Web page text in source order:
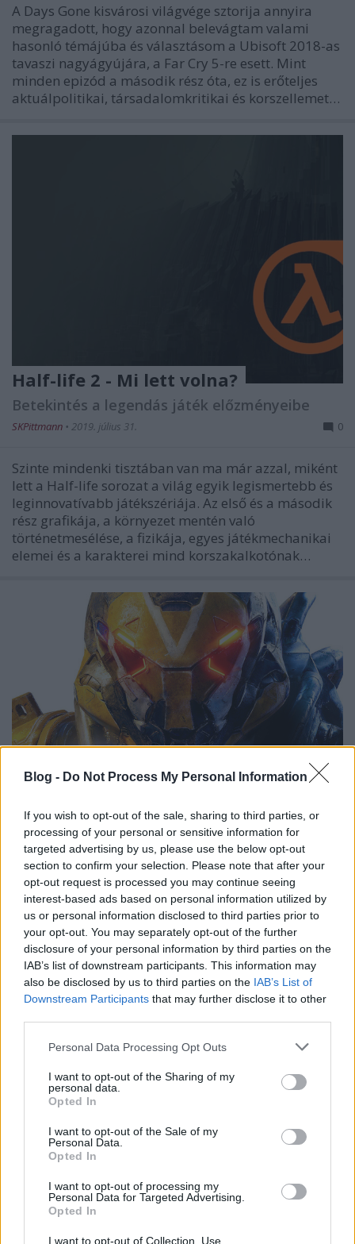
Blog - Do Not Process My Personal Information
If you wish to opt-out of the sale, sharing to third parties, or
processing of your personal or sensitive information for
targeted advertising by us, please use the below opt-out
section to confirm your selection. Please note that after your
opt-out request is processed you may continue seeing
interest-based ads based on personal information utilized by
us or personal information disclosed to third parties prior to
your opt-out. You may separately opt-out of the further
disclosure of your personal information by third parties on the
IAB’s list of downstream participants. This information may
also be disclosed by us to third parties on the IAB’s List of
Downstream Participants that may further disclose it to other
Please note that this website/app uses one or more Google
not limited to your visit or usage behaviour. You may click to
grant or deny consent to Google and its third-party tags to
use your data for below specified purposes in below Google
consent section.
Personal Data Processing Opt Outs
I want to opt-out of the Sharing of my
personal data.
Opted In
I want to opt-out of the Sale of my
Personal Data.
Opted In
I want to opt-out of processing my
Personal Data for Targeted Advertising.
Opted In
I want to opt-out of Collection, Use,
A Days Gone kisvárosi világvége sztorija annyira
megragadott, hogy azonnal belevágtam valami
hasonló témájúba és választásom a Ubisoft 2018-as
tavaszi nagyágyújára, a Far Cry 5-re esett. Mint
minden epizód a második rész óta, ez is erőteljes
aktuálpolitikai, társadalomkritikai és korszellemet…
Half-life 2 - Mi lett volna?
Betekintés a legendás játék előzményeibe
SKPittmann • 2019. július 31. 0
Szinte mindenki tisztában van ma már azzal, miként
lett a Half-life sorozat a világ egyik legismertebb és
leginnovatívabb játékszériája. Az első és a második
rész grafikája, a környezet mentén való
történetmesélése, a fizikája, egyes játékmechanikai
elemei és a karakterei mind korszakalkotónak…
Ennyit az új Himnuszról...
Gamer percek 18. - Anthem
Afthrast•2019. március 14.
Lassan eltelt egy hónap az Anthem korai hozzáférésű
megjelenése óta, úgyhogy éppen itt az ideje ítéletet
mondani róla. A lehető legtöbb jóindulattal se
mondható zökkenőmentesnek a játék megjelenése
és bőven akadt tennivalója a fejlesztő cégnek